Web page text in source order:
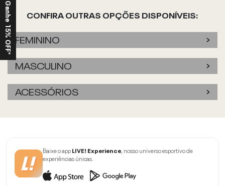
CONFIRA OUTRAS OPÇÕES DISPONÍVEIS:
FEMININO
MASCULINO
ACESSÓRIOS
Baixe o appLIVE! Experience, nosso universo esportivo de
experiências únicas.
Ganhe 15% OFF*